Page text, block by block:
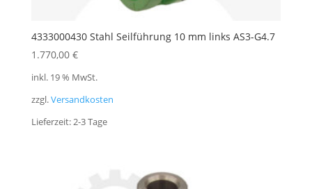
4333000430 Stahl Seilführung 10 mm links AS3-G4.7
1.770,00 €
inkl. 19 % MwSt.
zzgl.Versandkosten
Lieferzeit:2-3 Tage